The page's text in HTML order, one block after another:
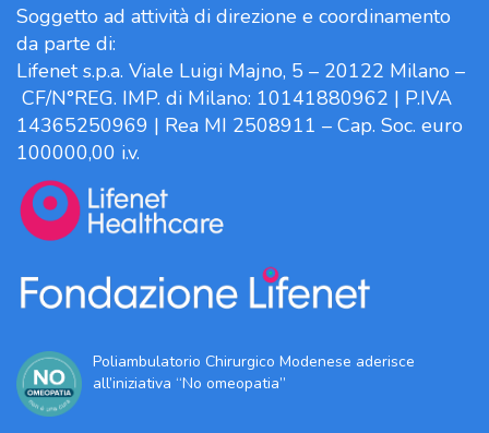
Soggetto ad attività di direzione e coordinamento
da parte di:
Lifenet s.p.a. Viale Luigi Majno, 5 – 20122 Milano –
CF/N°REG. IMP. di Milano: 10141880962 | P.IVA
14365250969 | Rea MI 2508911 – Cap. Soc. euro
100000,00 i.v.
Poliambulatorio Chirurgico Modenese aderisce
all’iniziativa “No omeopatia”